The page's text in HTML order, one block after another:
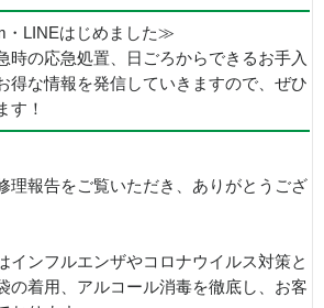
・LINEはじめました≫
時の応急処置、日ごろからできるお手入
得な情報を発信していきますので、ぜひ
す！
理報告をご覧いただき、ありがとうござ
インフルエンザやコロナウイルス対策と
の着用、アルコール消毒を徹底し、お客